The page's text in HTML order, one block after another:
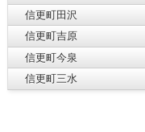
信更町田沢
信更町吉原
信更町今泉
信更町三水